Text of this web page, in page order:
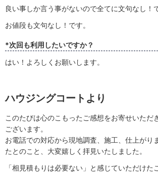
良い事しか言う事がないので全てに文句なし！
お値段も文句なし！です。
*次回も利用したいですか？
はい！よろしくお願いします。
ハウジングコートより
このたびは心のこもったご感想をお寄せいただ
ございます。
お電話での対応から現地調査、施工、仕上がり
たとのこと、大変嬉しく拝見いたしました。
「相見積もりは必要ない」と感じていただけた